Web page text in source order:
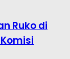
Ruko di